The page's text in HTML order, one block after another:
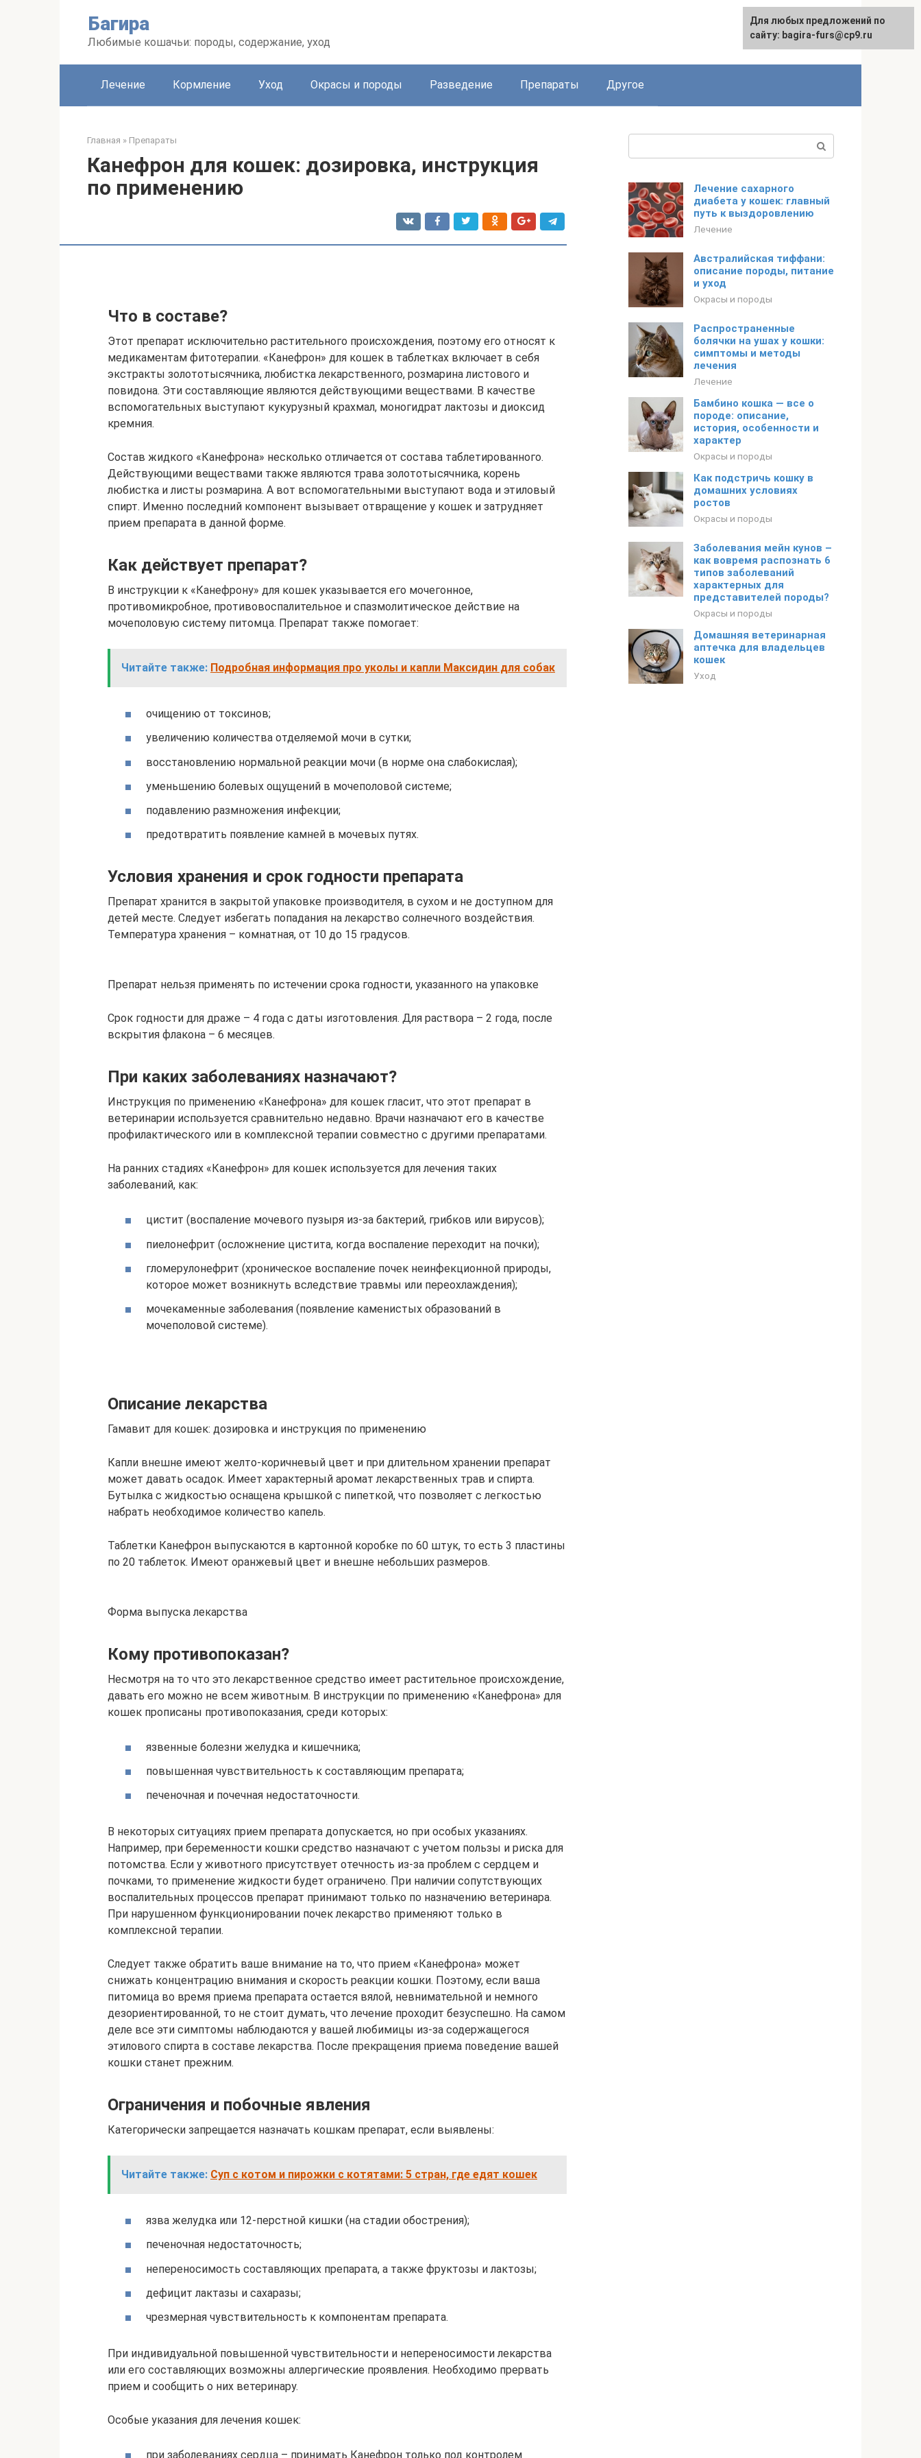
Багира
Любимые кошачьи: породы, содержание, уход
Лечение Кормление Уход Окрасы и породы Разведение Препараты Другое
Главная » Препараты
Канефрон для кошек: дозировка, инструкция
по применению
Что в составе?
Этот препарат исключительно растительного происхождения, поэтому его относят к
медикаментам фитотерапии. «Канефрон» для кошек в таблетках включает в себя
экстракты золототысячника, любистка лекарственного, розмарина листового и
повидона. Эти составляющие являются действующими веществами. В качестве
вспомогательных выступают кукурузный крахмал, моногидрат лактозы и диоксид
кремния.
Состав жидкого «Канефрона» несколько отличается от состава таблетированного.
Действующими веществами также являются трава золототысячника, корень
любистка и листы розмарина. А вот вспомогательными выступают вода и этиловый
спирт. Именно последний компонент вызывает отвращение у кошек и затрудняет
прием препарата в данной форме.
Как действует препарат?
В инструкции к «Канефрону» для кошек указывается его мочегонное,
противомикробное, противовоспалительное и спазмолитическое действие на
мочеполовую систему питомца. Препарат также помогает:
Читайте также: Подробная информация про уколы и капли Максидин для собак
очищению от токсинов;
увеличению количества отделяемой мочи в сутки;
восстановлению нормальной реакции мочи (в норме она слабокислая);
уменьшению болевых ощущений в мочеполовой системе;
подавлению размножения инфекции;
предотвратить появление камней в мочевых путях.
Условия хранения и срок годности препарата
Препарат хранится в закрытой упаковке производителя, в сухом и не доступном для
детей месте. Следует избегать попадания на лекарство солнечного воздействия.
Температура хранения – комнатная, от 10 до 15 градусов.
Препарат нельзя применять по истечении срока годности, указанного на упаковке
Срок годности для драже – 4 года с даты изготовления. Для раствора – 2 года, после
вскрытия флакона – 6 месяцев.
При каких заболеваниях назначают?
Инструкция по применению «Канефрона» для кошек гласит, что этот препарат в
ветеринарии используется сравнительно недавно. Врачи назначают его в качестве
профилактического или в комплексной терапии совместно с другими препаратами.
На ранних стадиях «Канефрон» для кошек используется для лечения таких
заболеваний, как:
цистит (воспаление мочевого пузыря из-за бактерий, грибков или вирусов);
пиелонефрит (осложнение цистита, когда воспаление переходит на почки);
гломерулонефрит (хроническое воспаление почек неинфекционной природы,
которое может возникнуть вследствие травмы или переохлаждения);
мочекаменные заболевания (появление каменистых образований в
мочеполовой системе).
Описание лекарства
Гамавит для кошек: дозировка и инструкция по применению
Капли внешне имеют желто-коричневый цвет и при длительном хранении препарат
может давать осадок. Имеет характерный аромат лекарственных трав и спирта.
Бутылка с жидкостью оснащена крышкой с пипеткой, что позволяет с легкостью
набрать необходимое количество капель.
Таблетки Канефрон выпускаются в картонной коробке по 60 штук, то есть 3 пластины
по 20 таблеток. Имеют оранжевый цвет и внешне небольших размеров.
Форма выпуска лекарства
Кому противопоказан?
Несмотря на то что это лекарственное средство имеет растительное происхождение,
давать его можно не всем животным. В инструкции по применению «Канефрона» для
кошек прописаны противопоказания, среди которых:
язвенные болезни желудка и кишечника;
повышенная чувствительность к составляющим препарата;
печеночная и почечная недостаточности.
В некоторых ситуациях прием препарата допускается, но при особых указаниях.
Например, при беременности кошки средство назначают с учетом пользы и риска для
потомства. Если у животного присутствует отечность из-за проблем с сердцем и
почками, то применение жидкости будет ограничено. При наличии сопутствующих
воспалительных процессов препарат принимают только по назначению ветеринара.
При нарушенном функционировании почек лекарство применяют только в
комплексной терапии.
Следует также обратить ваше внимание на то, что прием «Канефрона» может
снижать концентрацию внимания и скорость реакции кошки. Поэтому, если ваша
питомица во время приема препарата остается вялой, невнимательной и немного
дезориентированной, то не стоит думать, что лечение проходит безуспешно. На самом
деле все эти симптомы наблюдаются у вашей любимицы из-за содержащегося
этилового спирта в составе лекарства. После прекращения приема поведение вашей
кошки станет прежним.
Ограничения и побочные явления
Категорически запрещается назначать кошкам препарат, если выявлены:
Читайте также: Суп с котом и пирожки с котятами: 5 стран, где едят кошек
язва желудка или 12-перстной кишки (на стадии обострения);
печеночная недостаточность;
непереносимость составляющих препарата, а также фруктозы и лактозы;
дефицит лактазы и сахаразы;
чрезмерная чувствительность к компонентам препарата.
При индивидуальной повышенной чувствительности и непереносимости лекарства
или его составляющих возможны аллергические проявления. Необходимо прервать
прием и сообщить о них ветеринару.
Особые указания для лечения кошек:
при заболеваниях сердца – принимать Канефрон только под контролем
Лечение сахарного
диабета у кошек: главный
путь к выздоровлению
Лечение
Австралийская тиффани:
описание породы, питание
и уход
Окрасы и породы
Распространенные
болячки на ушах у кошки:
симптомы и методы
лечения
Лечение
Бамбино кошка — все о
породе: описание,
история, особенности и
характер
Окрасы и породы
Как подстричь кошку в
домашних условиях
ростов
Окрасы и породы
Заболевания мейн кунов –
как вовремя распознать 6
типов заболеваний
характерных для
представителей породы?
Окрасы и породы
Домашняя ветеринарная
аптечка для владельцев
кошек
Уход
Для любых предложений по
сайту: bagira-furs@cp9.ru